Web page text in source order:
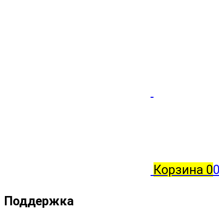
Корзина 0
Поддержка